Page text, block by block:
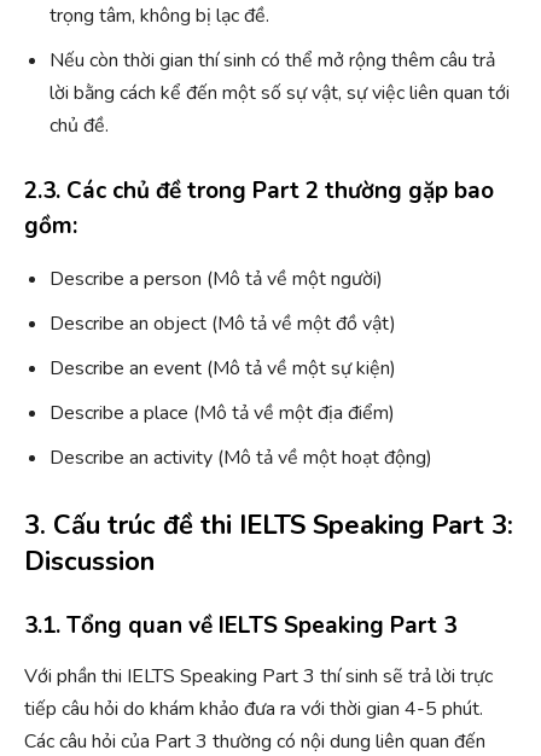
trọng tâm, không bị lạc đề.
Nếu còn thời gian thí sinh có thể mở rộng thêm câu trả
lời bằng cách kể đến một số sự vật, sự việc liên quan tới
chủ đề.
2.3. Các chủ đề trong Part 2 thường gặp bao
gồm:
Describe a person (Mô tả về một người)
Describe an object (Mô tả về một đồ vật)
Describe an event (Mô tả về một sự kiện)
Describe a place (Mô tả về một địa điểm)
Describe an activity (Mô tả về một hoạt động)
3. Cấu trúc đề thi IELTS Speaking Part 3:
Discussion
3.1. Tổng quan về IELTS Speaking Part 3
Với phần thi IELTS Speaking Part 3 thí sinh sẽ trả lời trực
tiếp câu hỏi do khám khảo đưa ra với thời gian 4-5 phút.
Các câu hỏi của Part 3 thường có nội dung liên quan đến